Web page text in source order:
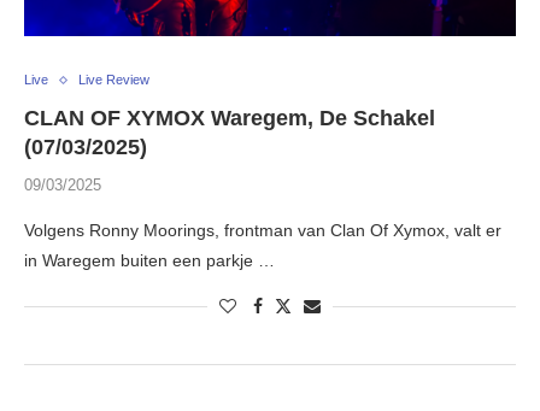
Live Live Review
CLAN OF XYMOX Waregem, De Schakel
(07/03/2025)
09/03/2025
Volgens Ronny Moorings, frontman van Clan Of Xymox, valt er
in Waregem buiten een parkje …